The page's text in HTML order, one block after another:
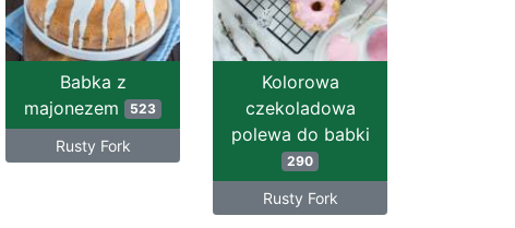
Babka z
majonezem 523
Rusty Fork
Kolorowa
czekoladowa
polewa do babki
290
Rusty Fork